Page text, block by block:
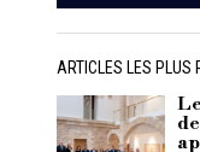
ARTICLES LES PLUS